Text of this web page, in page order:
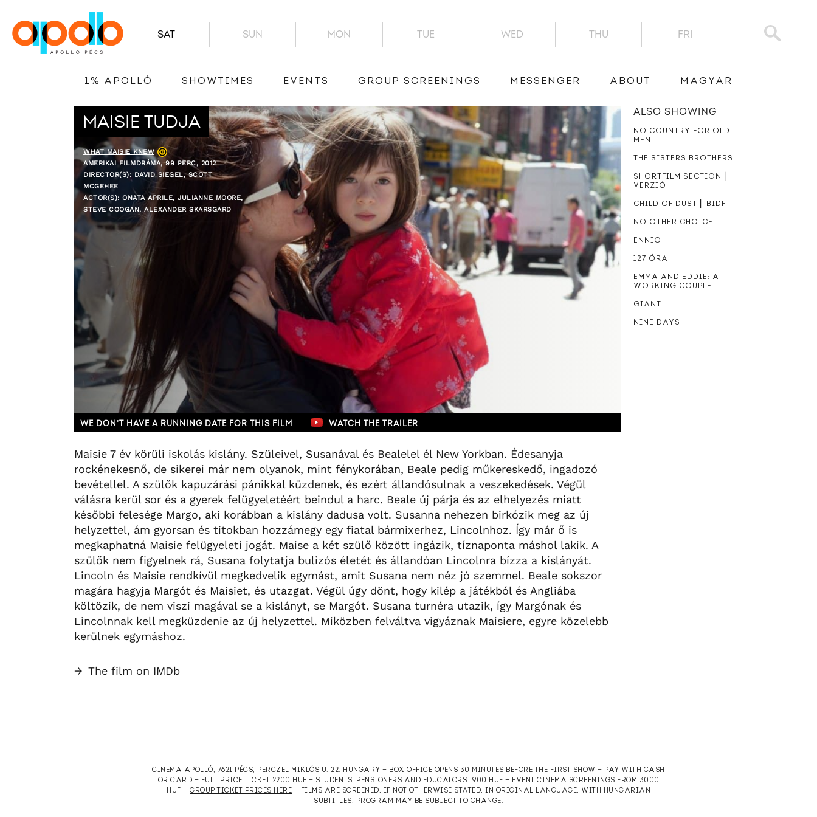
SAT SUN MON TUE WED THU FRI
1% APOLLÓ SHOWTIMES EVENTS GROUP SCREENINGS MESSENGER ABOUT MAGYAR
MAISIE TUDJA
WHAT MAISIE KNEW
AMERIKAI FILMDRÁMA, 99 PERC, 2012
DIRECTOR(S): DAVID SIEGEL, SCOTT
MCGEHEE
ACTOR(S): ONATA APRILE, JULIANNE MOORE,
STEVE COOGAN, ALEXANDER SKARSGARD
WE DON’T HAVE A RUNNING DATE FOR THIS FILM WATCH THE TRAILER
Maisie 7 év körüli iskolás kislány. Szüleivel, Susanával és Bealelel él New Yorkban. Édesanyja
rockénekesnő, de sikerei már nem olyanok, mint fénykorában, Beale pedig műkereskedő, ingadozó
bevétellel. A szülők kapuzárási pánikkal küzdenek, és ezért állandósulnak a veszekedések. Végül
válásra kerül sor és a gyerek felügyeletéért beindul a harc. Beale új párja és az elhelyezés miatt
későbbi felesége Margo, aki korábban a kislány dadusa volt. Susanna nehezen birkózik meg az új
helyzettel, ám gyorsan és titokban hozzámegy egy fiatal bármixerhez, Lincolnhoz. Így már ő is
megkaphatná Maisie felügyeleti jogát. Maise a két szülő között ingázik, tíznaponta máshol lakik. A
szülők nem figyelnek rá, Susana folytatja bulizós életét és állandóan Lincolnra bízza a kislányát.
Lincoln és Maisie rendkívül megkedvelik egymást, amit Susana nem néz jó szemmel. Beale sokszor
magára hagyja Margót és Maisiet, és utazgat. Végül úgy dönt, hogy kilép a játékból és Angliába
költözik, de nem viszi magával se a kislányt, se Margót. Susana turnéra utazik, így Margónak és
Lincolnnak kell megküzdenie az új helyzettel. Miközben felváltva vigyáznak Maisiere, egyre közelebb
kerülnek egymáshoz.
→ The film on IMDb
ALSO SHOWING
NO COUNTRY FOR OLD
MEN
THE SISTERS BROTHERS
SHORTFILM SECTION ⎜
VERZIÓ
CHILD OF DUST ⎜ BIDF
NO OTHER CHOICE
ENNIO
127 ÓRA
EMMA AND EDDIE: A
WORKING COUPLE
GIANT
NINE DAYS
CINEMA APOLLÓ, 7621 PÉCS, PERCZEL MIKLÓS U. 22. HUNGARY — BOX OFFICE OPENS 30 MINUTES BEFORE THE FIRST SHOW — PAY WITH CASH
OR CARD — FULL PRICE TICKET 2200 HUF — STUDENTS, PENSIONERS AND EDUCATORS 1900 HUF — EVENT CINEMA SCREENINGS FROM 3000
HUF — GROUP TICKET PRICES HERE — FILMS ARE SCREENED, IF NOT OTHERWISE STATED, IN ORIGINAL LANGUAGE, WITH HUNGARIAN
SUBTITLES. PROGRAM MAY BE SUBJECT TO CHANGE.